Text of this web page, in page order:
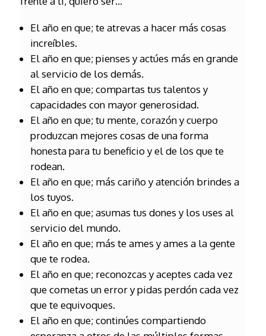
El año en que; te atrevas a hacer más cosas
increíbles.
El año en que; pienses y actúes más en grande
al servicio de los demás.
El año en que; compartas tus talentos y
capacidades con mayor generosidad.
El año en que; tu mente, corazón y cuerpo
produzcan mejores cosas de una forma
honesta para tu beneficio y el de los que te
rodean.
El año en que; más cariño y atención brindes a
los tuyos.
El año en que; asumas tus dones y los uses al
servicio del mundo.
El año en que; más te ames y ames a la gente
que te rodea.
El año en que; reconozcas y aceptes cada vez
que cometas un error y pidas perdón cada vez
que te equivoques.
El año en que; continúes compartiendo